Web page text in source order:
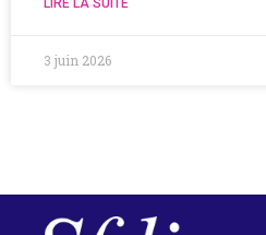
LIRE LA SUITE
3 juin 2026